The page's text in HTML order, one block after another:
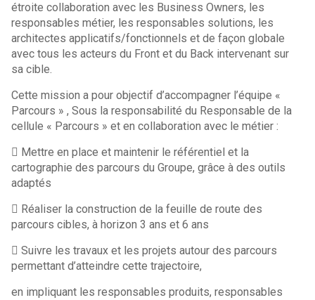
étroite collaboration avec les Business Owners, les
responsables métier, les responsables solutions, les
architectes applicatifs/fonctionnels et de façon globale
avec tous les acteurs du Front et du Back intervenant sur
sa cible.
Cette mission a pour objectif d’accompagner l’équipe «
Parcours » , Sous la responsabilité du Responsable de la
cellule « Parcours » et en collaboration avec le métier :
 Mettre en place et maintenir le référentiel et la
cartographie des parcours du Groupe, grâce à des outils
adaptés
 Réaliser la construction de la feuille de route des
parcours cibles, à horizon 3 ans et 6 ans
 Suivre les travaux et les projets autour des parcours
permettant d’atteindre cette trajectoire,
en impliquant les responsables produits, responsables